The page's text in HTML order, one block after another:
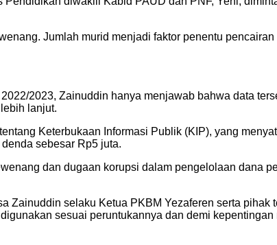
Jumlah murid menjadi faktor penentu
2023, Zainuddin hanya menjawab bahwa data
lanjut.
Keterbukaan Informasi Publik (KIP), yang
sebesar Rp5 juta.
dan dugaan korupsi dalam pengelolaan dana
Zainuddin selaku Ketua PKBM Yezaferen serta
sesuai peruntukannya dan demi kepentingan